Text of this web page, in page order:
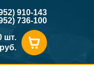
910-143
736-100
шт.